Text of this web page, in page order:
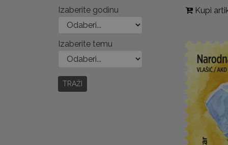
Izaberite godinu
Izaberite temu
TRAŽI
Kupi